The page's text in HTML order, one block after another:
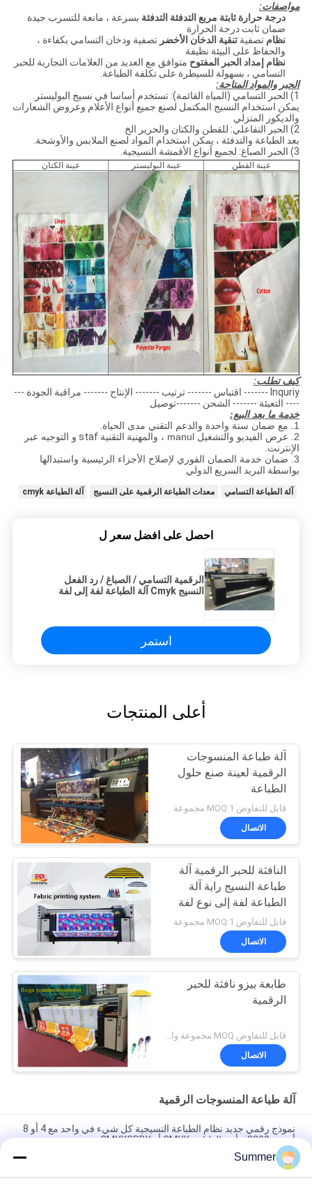
مواصفات:
درجة حرارة ثابتة مربع التدفئة التدفئة بسرعة ، مانعة للتسرب جيدة
ضمان ثابت درجة الحرارة
نظام تصفية تنقية الدخان الأخضر تصفية ودخان التسامي بكفاءة ،
والحفاظ على البيئة نظيفة
نظام إمداد الحبر المفتوح متوافق مع العديد من العلامات التجارية للحبر
التسامي ، بسهولة للسيطرة على تكلفة الطباعة.
الحبر والمواد المتاحة:
1) الحبر التسامي (المياه القائمة): تستخدم أساسا في نسيج البوليستر.
يمكن استخدام النسيج المكتمل لصنع جميع أنواع الأعلام وعروض الشعارات
والديكور المنزلي
2) الحبر التفاعلي: للقطن والكتان والحرير الخ
بعد الطباعة والتدفئة ، يمكن استخدام المواد لصنع الملابس والأوشحة.
3) الحبر الصباغ: لجميع أنواع الأقمشة النسيجية.
عينة القطن عينة البوليستر عينة الكتان
كيف تطلب:
Inquriy ------- اقتباس ------- ترتيب ------- الإنتاج ------- مراقبة الجودة ---
---- التعبئة ------- الشحن -------توصيل
خدمة ما بعد البيع:
1. مع ضمان سنة واحدة والدعم التقني مدى الحياة.
2. عرض الفيديو والتشغيل manul ، والمهنية
التقنية staf
و التوجيه عبر
الإنترنت.
3. ضمان خدمة الضمان الفوري لإصلاح الأجزاء الرئيسية واستبدالها
بواسطة البريد السريع الدولي
آلة الطباعة التسامي معدات الطباعة الرقمية على النسيج آلة الطباعة cmyk
احصل على افضل سعر ل
الرقمية التسامي / الصباغ / رد الفعل
النسيج Cmyk آلة الطباعة لفة إلى لفة
استمر
أعلى المنتجات
آلة طباعة المنسوجات
الرقمية لعينة صنع حلول
الطباعة
قابل للتفاوض MOQ:1 مجموعة
الاتصال
النافثة للحبر الرقمية آلة
طباعة النسيج راية آلة
الطباعة لفة إلى نوع لفة
قابل للتفاوض MOQ:1 مجموعة
الاتصال
طابعة بيزو نافثة للحبر
الرقمية
الاتصال
آلة طباعة المنسوجات الرقمية
نموذج رقمي جديد نظام الطباعة النسيجية كل شيء في واحد مع 4 أو 8
أجهزة i3200 رأس الطباعة CMYK أو CMYKGRBK
الرقمية 3200mm
Summer